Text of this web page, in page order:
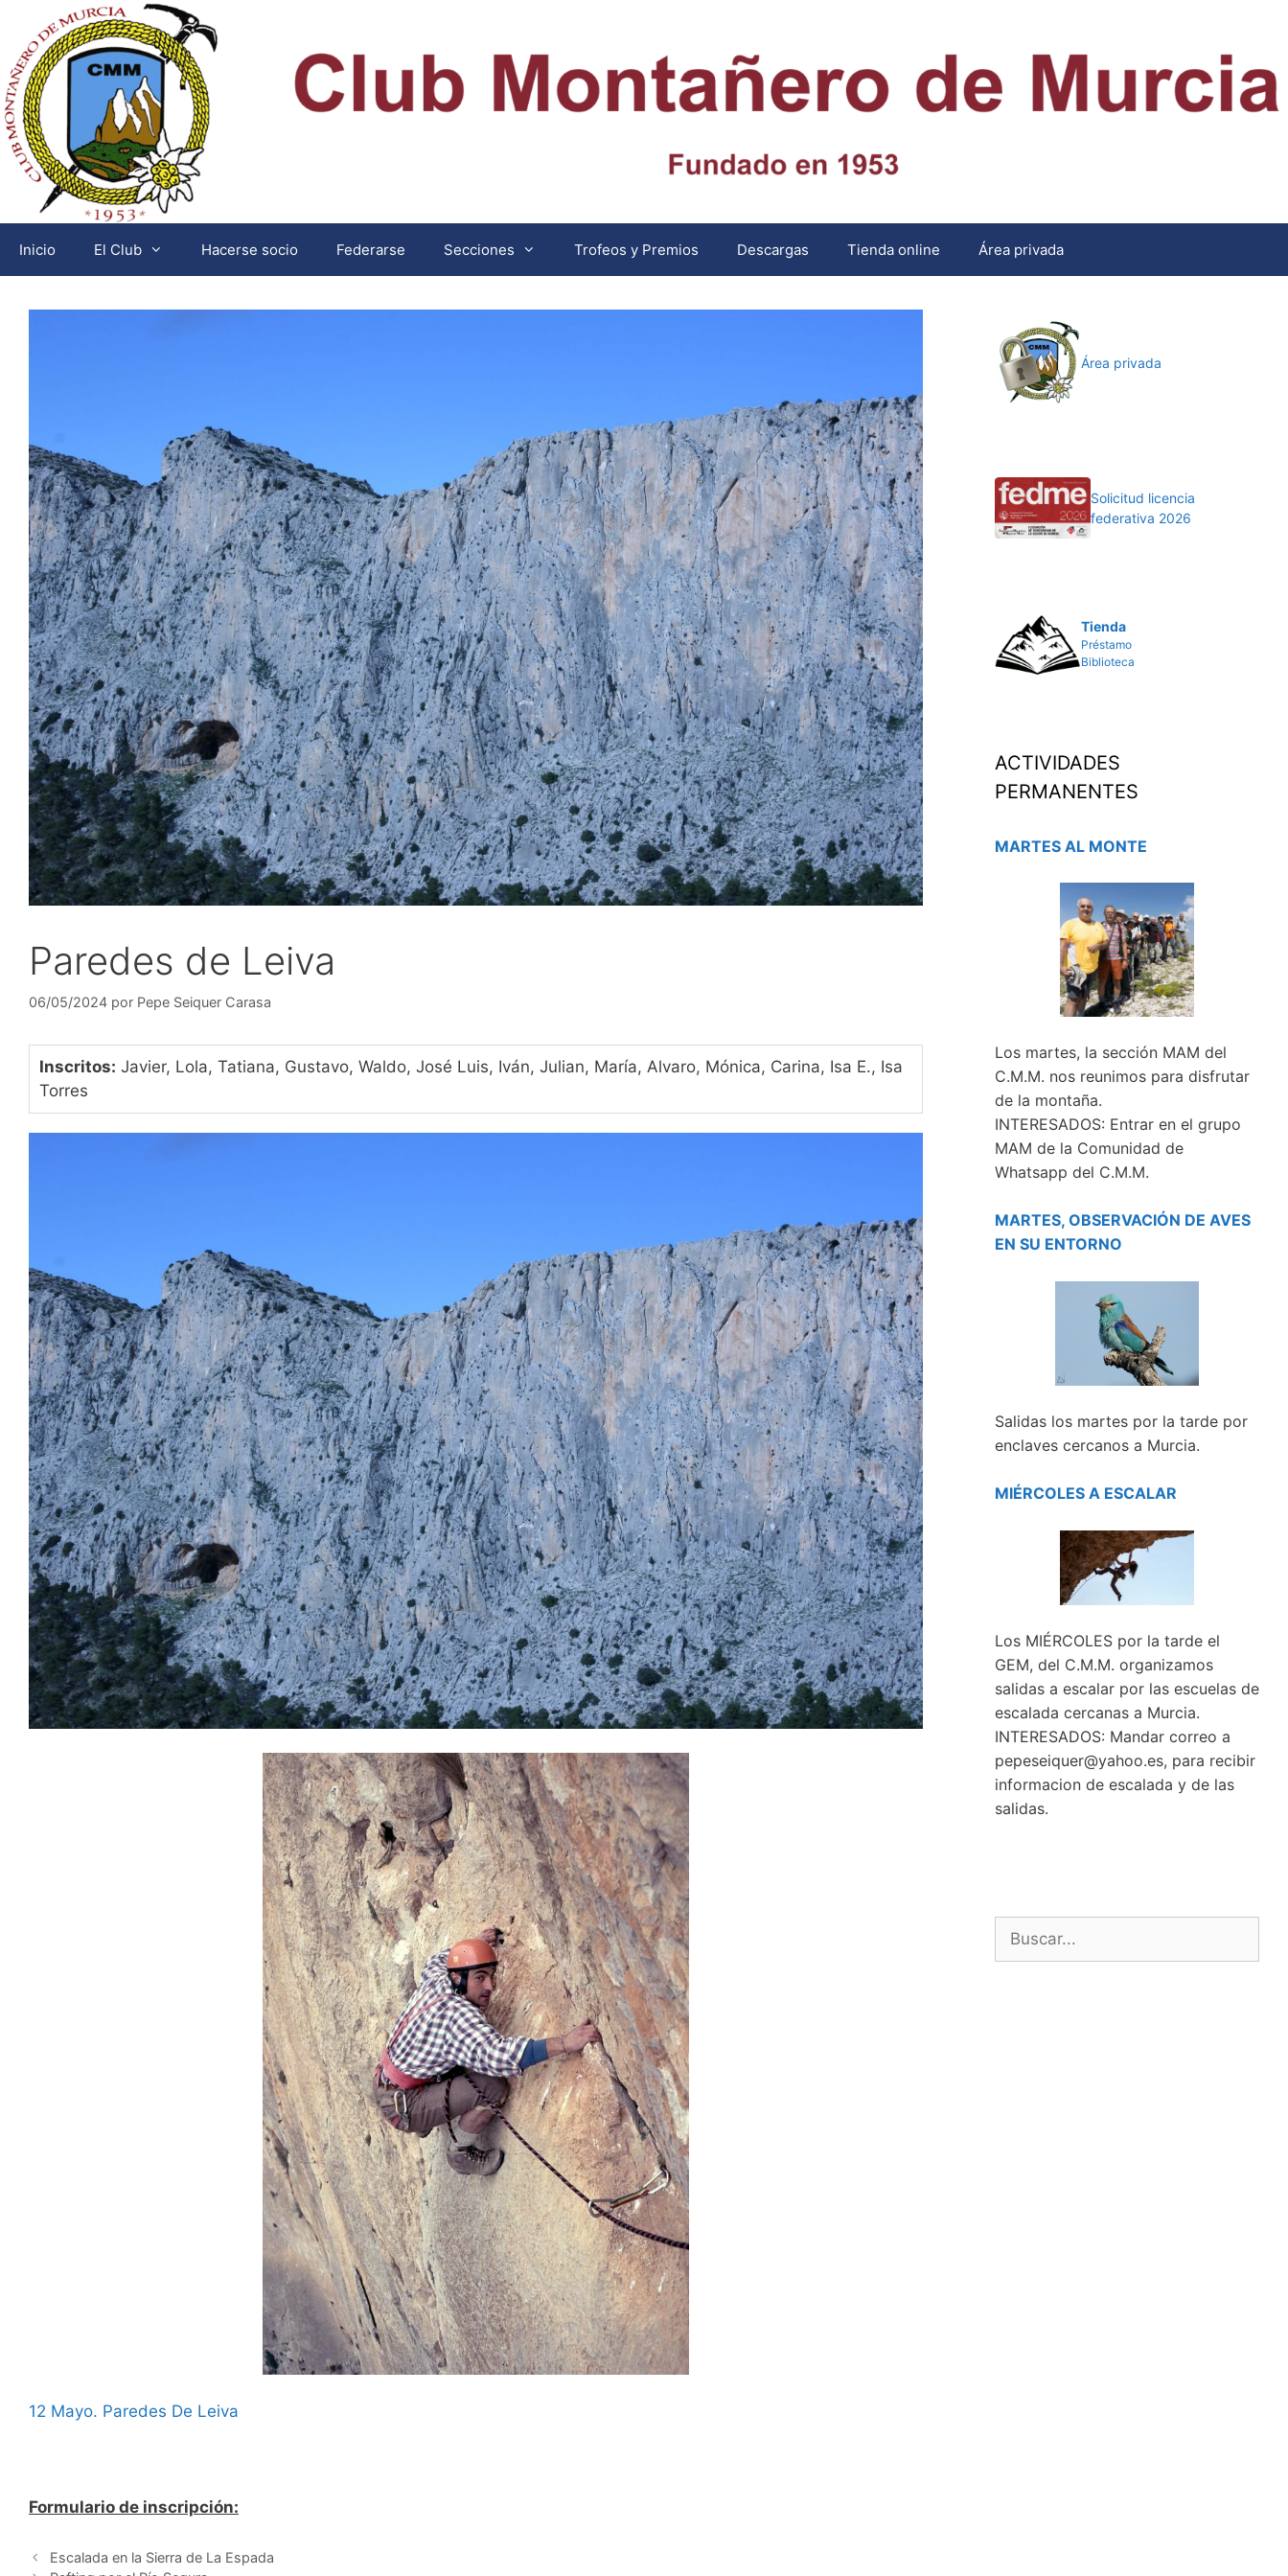
contenido
Inicio El Club Hacerse socio Federarse Secciones Trofeos y Premios Descargas Tienda online Área privada
Paredes de Leiva
06/05/2024 por Pepe Seiquer Carasa
Inscritos: Javier, Lola, Tatiana, Gustavo, Waldo, José Luis, Iván, Julian, María, Alvaro, Mónica, Carina, Isa E., Isa
Torres
12 Mayo. Paredes De Leiva
Formulario de inscripción:
Escalada en la Sierra de La Espada
Área privada
Solicitud licencia
federativa 2026
Tienda
Préstamo
Biblioteca
ACTIVIDADES
PERMANENTES
MARTES AL MONTE
Los martes, la sección MAM del
C.M.M. nos reunimos para disfrutar
de la montaña.
INTERESADOS: Entrar en el grupo
MAM de la Comunidad de
Whatsapp del C.M.M.
MARTES, OBSERVACIÓN DE AVES
EN SU ENTORNO
Salidas los martes por la tarde por
enclaves cercanos a Murcia.
MIÉRCOLES A ESCALAR
Los MIÉRCOLES por la tarde el
GEM, del C.M.M. organizamos
salidas a escalar por las escuelas de
escalada cercanas a Murcia.
INTERESADOS: Mandar correo a
pepeseiquer@yahoo.es, para recibir
informacion de escalada y de las
salidas.
Buscar: